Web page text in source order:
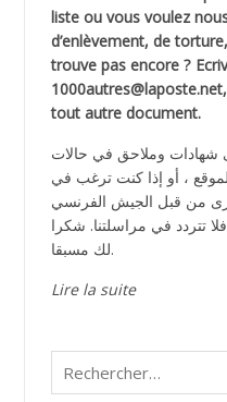
liste ou vous voulez
d’enlèvement, de
trouve pas encore ?
tout autre document.
وملاحق في حالات
، أو إذا كنت ترغب في
من قبل الجيش الفرنسي
العاصمة عام 1957 ، فلا تتردد في مراسلتنا. شكرا
لك مسبقا.
Lire la suite
Rechercher :